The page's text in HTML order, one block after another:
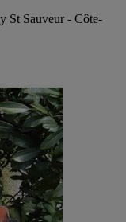
St Sauveur - Côte-